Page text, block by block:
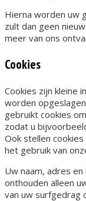
Hierna worden uw
zult dan geen
meer van ons
Cookies
Cookies zijn kleine
worden
gebruikt cookies
zodat u
Ook stellen
het gebruik van
Uw naam, adres
onthouden alleen
van uw surfgedrag